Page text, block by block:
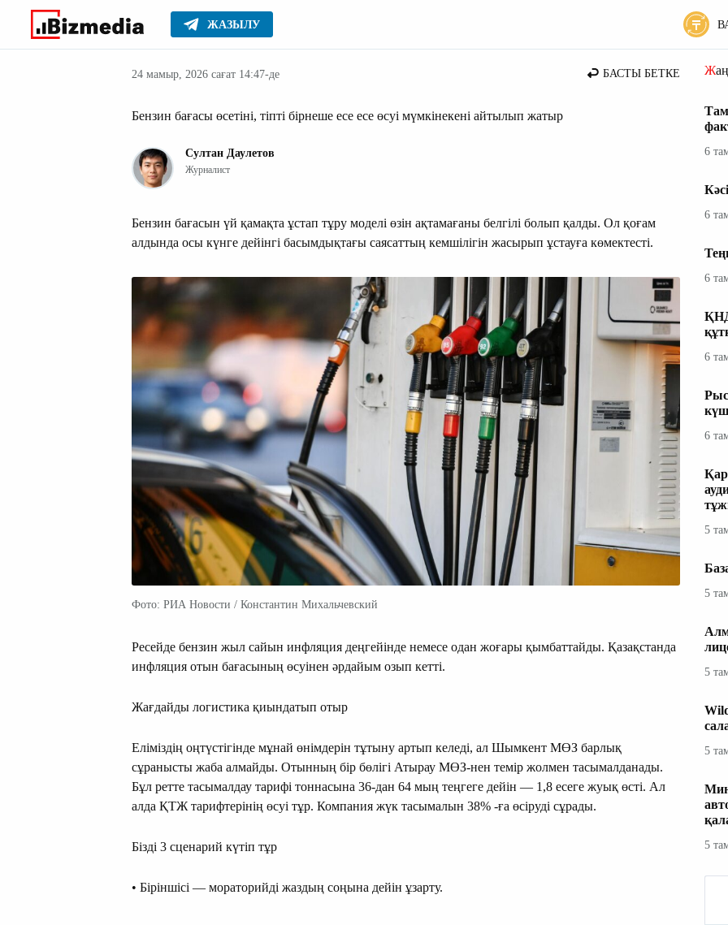
ЖАЗЫЛУ
Басты Жаңалықтар
24 мамыр, 2026 сағат 14:47-де БАСТЫ БЕТКЕ
Бензин бағасы өсетіні, тіпті бірнеше есе есе өсуі мүмкінекені айтылып жатыр
Султан Даулетов
Журналист
Бензин бағасын үй қамақта ұстап тұру моделі өзін ақтамағаны белгілі болып қалды. Ол қоғам
алдында осы күнге дейінгі басымдықтағы саясаттың кемшілігін жасырып ұстауға көмектесті.
Фото: РИА Новости / Константин Михальчевский
Ресейде бензин жыл сайын инфляция деңгейінде немесе одан жоғары қымбаттайды. Қазақстанда
инфляция отын бағасының өсуінен әрдайым озып кетті.
Жағдайды логистика қиындатып отыр
Еліміздің оңтүстігінде мұнай өнімдерін тұтыну артып келеді, ал Шымкент МӨЗ барлық
сұранысты жаба алмайды. Отынның бір бөлігі Атырау МӨЗ-нен темір жолмен тасымалданады.
Бұл ретте тасымалдау тарифі тоннасына 36-дан 64 мың теңгеге дейін — 1,8 есеге жуық өсті. Ал
алда ҚТЖ тарифтерінің өсуі тұр. Компания жүк тасымалын 38% -ға өсіруді сұрады.
Бізді 3 сценарий күтіп тұр
• Біріншісі — мораторийді жаздың соңына дейін ұзарту.
6
6
6
6
6
5
5
5
5
5